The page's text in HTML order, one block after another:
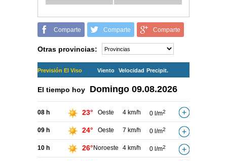
Comparte Comparte Comparte
Otras provincias:
Previsión El Viso Viento Velocidad Precipit.
El tiempo hoy Domingo 09.08.2026
08 h 23° Oeste 4 km/h 0 l/m2
09 h 24° Oeste 7 km/h 0 l/m2
10 h 26° Noroeste 4 km/h 0 l/m2